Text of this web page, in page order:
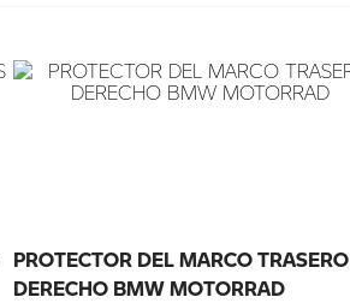
PROTECTOR DEL MARCO TRASERO
DERECHO BMW MOTORRAD